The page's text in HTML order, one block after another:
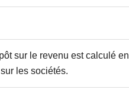
sur le revenu est calculé en
les sociétés.